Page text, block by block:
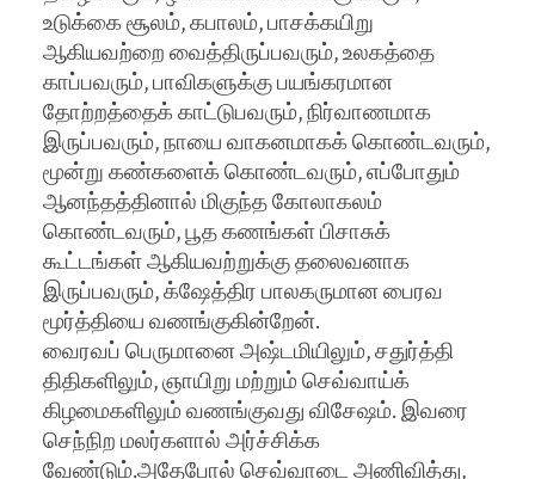
உடுக்கை சூலம், கபாலம், பாசக்கயிறு
ஆகியவற்றை வைத்திருப்பவரும், உலகத்தை
காப்பவரும், பாவிகளுக்கு பயங்கரமான
தோற்றத்தைக் காட்டுபவரும், நிர்வாணமாக
இருப்பவரும், நாயை வாகனமாகக் கொண்டவரும்,
மூன்று கண்களைக் கொண்டவரும், எப்போதும்
ஆனந்தத்தினால் மிகுந்த கோலாகலம்
கொண்டவரும், பூத கணங்கள் பிசாசுக்
கூட்டங்கள் ஆகியவற்றுக்கு தலைவனாக
இருப்பவரும், க்ஷேத்திர பாலகருமான பைரவ
மூர்த்தியை வணங்குகின்றேன்.
வைரவப் பெருமானை அஷ்டமியிலும், சதுர்த்தி
திதிகளிலும், ஞாயிறு மற்றும் செவ்வாய்க்
கிழமைகளிலும் வணங்குவது விசேஷம். இவரை
செந்நிற மலர்களால் அர்ச்சிக்க
வேண்டும்.அதேபோல் செவ்வாடை அணிவித்து,